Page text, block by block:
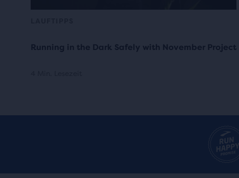
Running in the Dark Safely with November Project